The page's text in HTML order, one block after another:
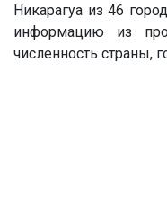
Никарагуа из 46
информацию из
численность страны,